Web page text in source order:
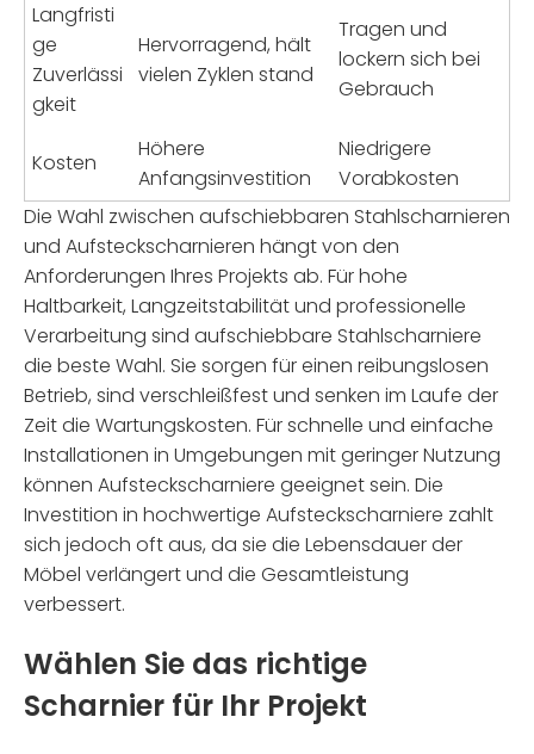
Langfristi
ge
Zuverlässi
gkeit
Hervorragend, hält
vielen Zyklen stand
Tragen und
lockern sich bei
Gebrauch
Kosten
Höhere
Anfangsinvestition
Niedrigere
Vorabkosten
Die Wahl zwischen aufschiebbaren Stahlscharnieren
und Aufsteckscharnieren hängt von den
Anforderungen Ihres Projekts ab. Für hohe
Haltbarkeit, Langzeitstabilität und professionelle
Verarbeitung sind aufschiebbare Stahlscharniere
die beste Wahl. Sie sorgen für einen reibungslosen
Betrieb, sind verschleißfest und senken im Laufe der
Zeit die Wartungskosten. Für schnelle und einfache
Installationen in Umgebungen mit geringer Nutzung
können Aufsteckscharniere geeignet sein. Die
Investition in hochwertige Aufsteckscharniere zahlt
sich jedoch oft aus, da sie die Lebensdauer der
Möbel verlängert und die Gesamtleistung
verbessert.
Wählen Sie das richtige
Scharnier für Ihr Projekt